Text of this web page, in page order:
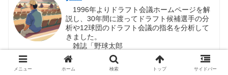
1996年よりドラフト会議ホームページを解
説し、30年間に渡ってドラフト候補選手の分
析や12球団のドラフト会議の指名を分析して
きました。
雑誌「野球太郎
（http://makyu.yakyutaro.jp/）」にも執筆。
2008年からはドラフト会議に関する情報を
毎日投稿しており、2024年時点で23,000以上
メニュー ホーム 検索 トップ サイドバー